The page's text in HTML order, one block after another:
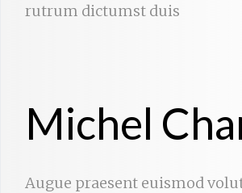
rutrum dictumst duis
Michel
Augue praesent euismod